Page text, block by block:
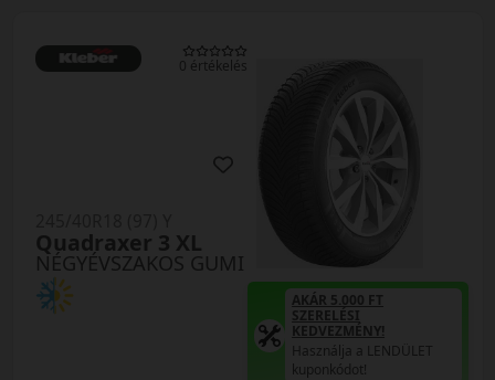
0 értékelés
NÉGYÉVSZAKOS GUMI
Quadraxer 3 XL
AKÁR 5.000 FT
SZERELÉSI
KEDVEZMÉNY!
Használja a LENDÜLET
kuponkódot!